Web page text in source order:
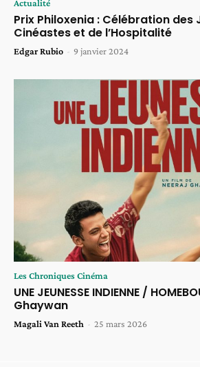
Actualité
Prix Philoxenia : Célébration des
Cinéastes et de l’Hospitalité
Edgar Rubio - 9 janvier 2024
Les Chroniques Cinéma
UNE JEUNESSE INDIENNE /
Ghaywan
Magali Van Reeth - 25 mars 2026